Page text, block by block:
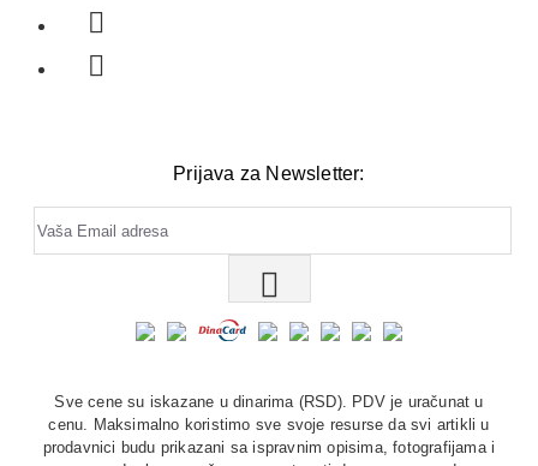
Prijava za Newsletter:
Sve cene su iskazane u dinarima (RSD). PDV je uračunat u
cenu. Maksimalno koristimo sve svoje resurse da svi artikli u
prodavnici budu prikazani sa ispravnim opisima, fotografijama i